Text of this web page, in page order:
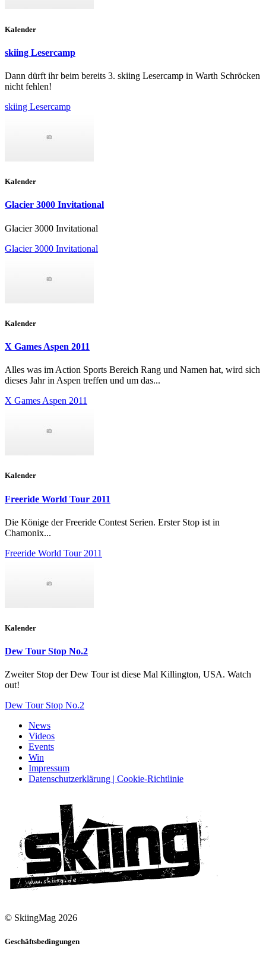
Kalender
skiing Lesercamp
Dann dürft ihr beim bereits 3. skiing Lesercamp in Warth Schröcken
nicht fehlen!
skiing Lesercamp
Kalender
Glacier 3000 Invitational
Glacier 3000 Invitational
Glacier 3000 Invitational
Kalender
X Games Aspen 2011
Alles was im Action Sports Bereich Rang und Namen hat, wird sich
dieses Jahr in Aspen treffen und um das...
X Games Aspen 2011
Kalender
Freeride World Tour 2011
Die Könige der Freeride Contest Serien. Erster Stop ist in
Chamonix...
Freeride World Tour 2011
Kalender
Dew Tour Stop No.2
Zweiter Stop der Dew Tour ist diese Mal Killington, USA. Watch
out!
Dew Tour Stop No.2
News
Videos
Events
Win
Impressum
Datenschutzerklärung | Cookie-Richtlinie
© SkiingMag 2026
Geschäftsbedingungen